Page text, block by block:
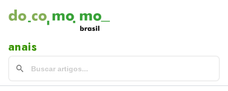
anais